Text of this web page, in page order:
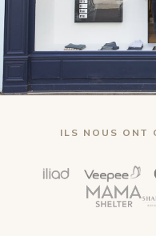
ILS NOUS ONT